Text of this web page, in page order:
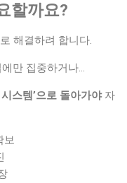
할까요?
해결하려 합니다.
만 집중하거나...
시스템’으로 돌아가야자
보